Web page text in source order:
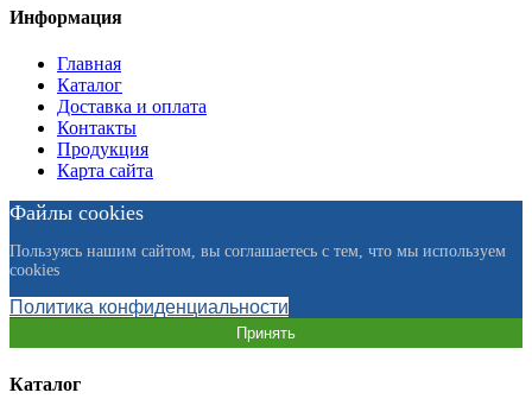
Информация
Главная
Каталог
Доставка и оплата
Контакты
Продукция
Карта сайта
Файлы cookies
Пользуясь нашим сайтом, вы соглашаетесь с тем, что мы используем
cookies
Политика конфиденциальности
Принять
Каталог